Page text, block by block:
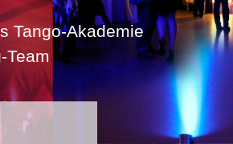
Tango-Akademie
Team